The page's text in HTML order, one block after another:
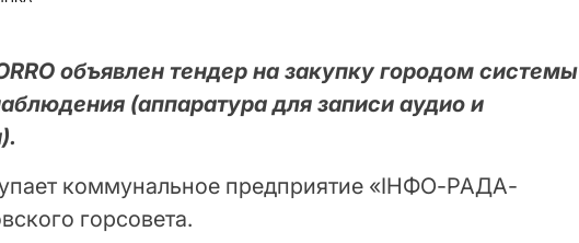
объявлен тендер на закупку городом системы
(аппаратура для записи аудио и
коммунальное предприятие «ІНФО-РАДА-
горсовета.